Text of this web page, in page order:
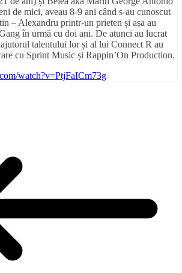
de mici, aveau 8-9 ani când s-au cunoscut
– Alexandru printr-un prieten și așa au
în urmă cu doi ani. De atunci au lucrat
talentului lor și al lui Connect R au
cu Sprint Music și Rappin’On Production.
watch?v=PtjFaICm73g